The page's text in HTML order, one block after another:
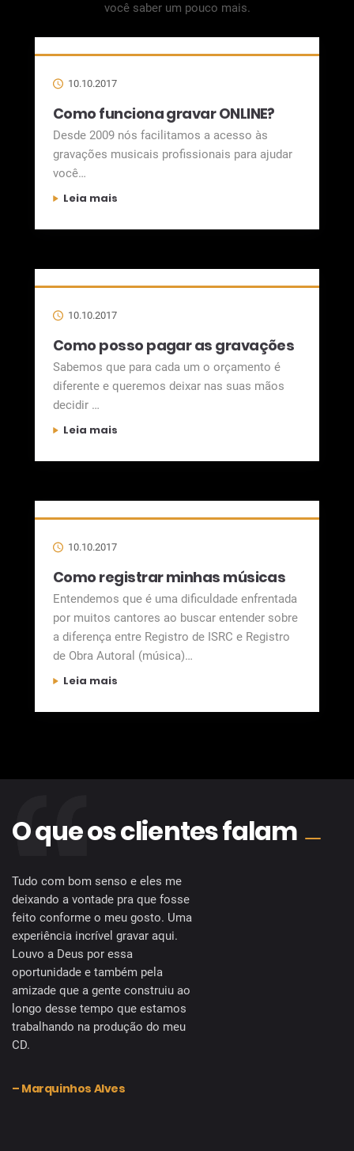
você saber um pouco mais.
10.10.2017
Como funciona gravar ONLINE?
Desde 2009 nós facilitamos a acesso às
gravações musicais profissionais para ajudar
você…
Leia mais
10.10.2017
Como posso pagar as gravações
Sabemos que para cada um o orçamento é
diferente e queremos deixar nas suas mãos
decidir …
Leia mais
10.10.2017
Como registrar minhas músicas
Entendemos que é uma dificuldade enfrentada
por muitos cantores ao buscar entender sobre
a diferença entre Registro de ISRC e Registro
de Obra Autoral (música)…
Leia mais
O que os clientes falam
Tudo com bom senso e eles me
deixando a vontade pra que fosse
feito conforme o meu gosto. Uma
experiência incrível gravar aqui.
Louvo a Deus por essa
oportunidade e também pela
amizade que a gente construiu ao
longo desse tempo que estamos
trabalhando na produção do meu
CD.
– Marquinhos Alves